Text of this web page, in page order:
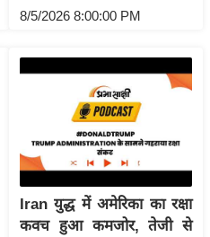
8/5/2026 8:00:00 PM
Iran युद्ध में अमेरिका का रक्षा
कवच हुआ कमजोर, तेजी से